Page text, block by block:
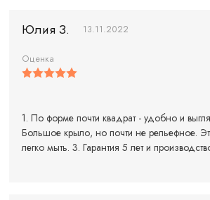
Юлия З. 13.11.2022
Оценка
1. По форме почти квадрат - удобно и
Большое крыло, но почти не рельефное.
легко мыть. 3. Гарантия 5 лет и